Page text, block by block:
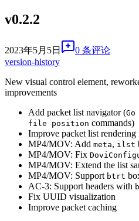
v0.2.2
2023年5月5日
0 条评论
version-history
New visual control element,
improvements
Add packet list navigator (
file position commands)
Improve packet list
MP4/MOV: Add meta, ilst
MP4/MOV: Fix
MP4/MOV: Extend the list
MP4/MOV: Support btrt
AC-3: Support headers with
Fix UUID visualization
Improve packet caching